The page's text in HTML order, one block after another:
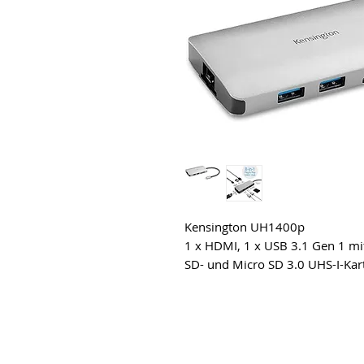
Kensington UH1400p
1 x HDMI, 1 x USB 3.1 Gen 1
SD- und Micro SD 3.0 UHS-I-